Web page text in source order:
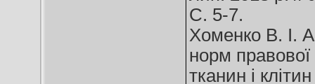
С. 5-7.
Хоменко В. І.
норм правової
тканин і